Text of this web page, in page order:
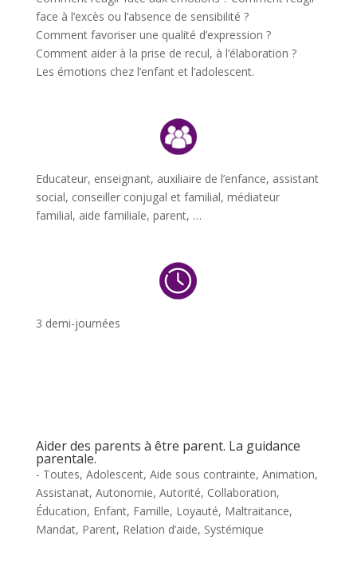
face à l’excès ou l’absence de sensibilité ?
Comment favoriser une qualité d’expression ?
Comment aider à la prise de recul, à l’élaboration ?
Les émotions chez l’enfant et l’adolescent.
Educateur, enseignant, auxiliaire de l’enfance, assistant
social, conseiller conjugal et familial, médiateur
familial, aide familiale, parent, …
3 demi-journées
Aider des parents à être parent. La guidance
parentale.
- Toutes, Adolescent, Aide sous contrainte, Animation,
Assistanat, Autonomie, Autorité, Collaboration,
Éducation, Enfant, Famille, Loyauté, Maltraitance,
Mandat, Parent, Relation d’aide, Systémique